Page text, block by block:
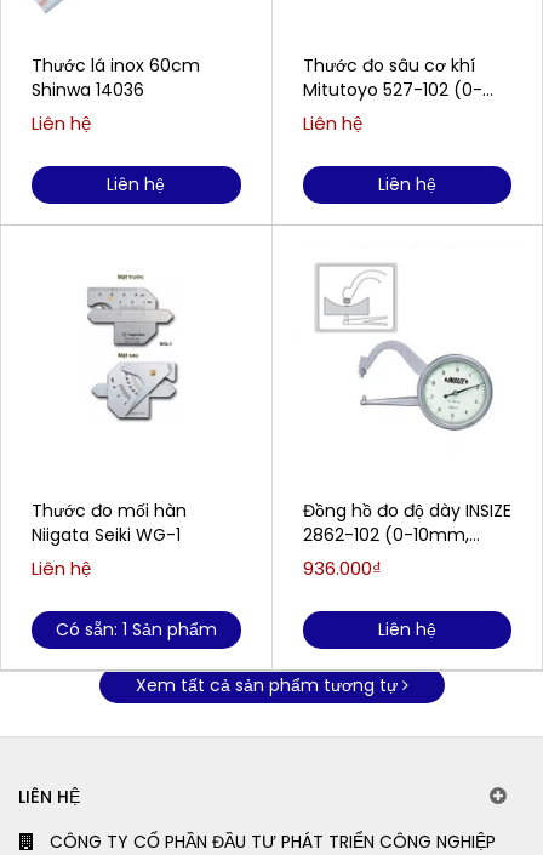
Thước lá inox 60cm
Shinwa 14036
Liên hệ
Liên hệ
Thước đo mối hàn
Niigata Seiki WG-1
Liên hệ
Có sẵn: 1 Sản phẩm
Thước đo sâu cơ khí
Mitutoyo 527-102 (0-
200mm / 0.02mm)
Liên hệ
Liên hệ
Đồng hồ đo độ dày INSIZE
2862-102 (0-10mm,
0.05mm)
936.000₫
Liên hệ
Xem tất cả sản phẩm tương tự
LIÊN HỆ
CÔNG TY CỔ PHẦN ĐẦU TƯ PHÁT TRIỂN CÔNG NGHIỆP